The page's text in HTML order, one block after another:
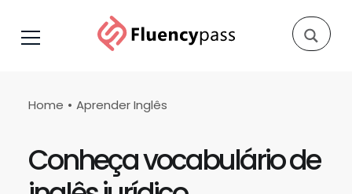
Home Aprender Inglês
Conheça vocabulário de